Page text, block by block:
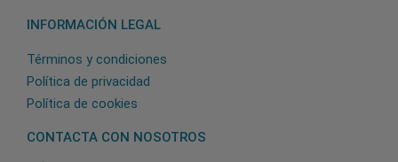
INFORMACIÓN LEGAL
Términos y condiciones
Política de privacidad
Política de cookies
CONTACTA CON NOSOTROS